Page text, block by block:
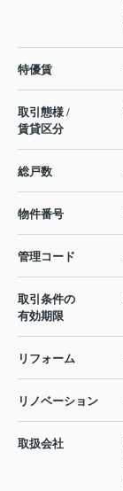
特優賃
取引態様 /
賃貸区分
総戸数
物件番号
管理コード
取引条件の
有効期限
リフォーム
リノベーション
取扱会社